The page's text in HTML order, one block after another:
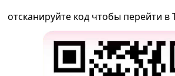
отсканируйте код чтобы перейти в